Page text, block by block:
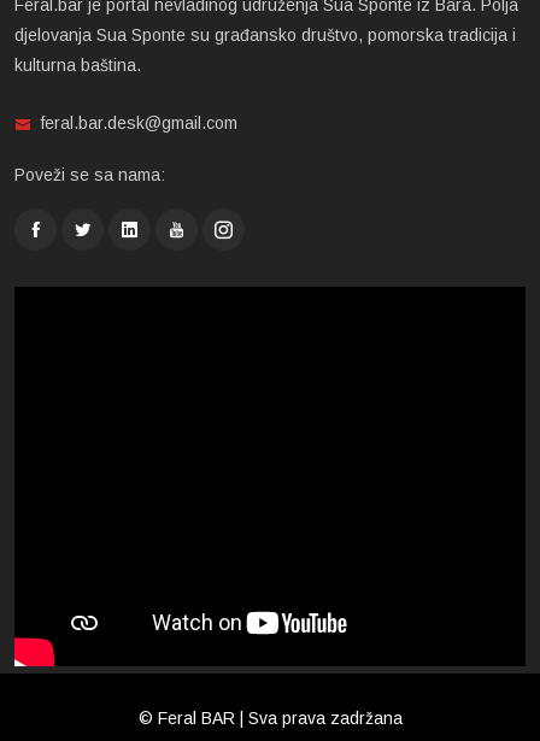
Feral.bar je portal nevladinog udruženja Sua Sponte iz Bara. Polja
djelovanja Sua Sponte su građansko društvo, pomorska tradicija i
kulturna baština.
feral.bar.desk@gmail.com
Poveži se sa nama:
© Feral BAR | Sva prava zadržana